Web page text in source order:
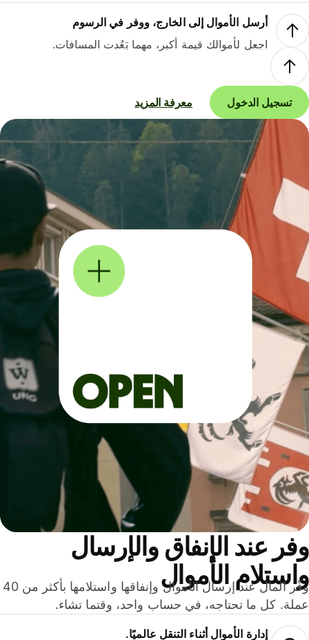
أرسل الأموال إلى الخارج، ووفر في الرسوم
اجعل لأموالك قيمة أكبر، مهما بَعُدت المسافات.
تسجيل الدخول معرفة المزيد
عند الإنفاق والإرسال
الأموال
وفّر المال عند إرسال الأموال وإنفاقها واستلامها بأكثر من 40
كل ما تحتاجه، في حساب واحد، وقتما تشاء.
إدارة الأموال أثناء التنقل عالميًا.